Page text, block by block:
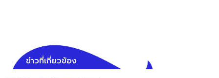
ข่าวที่เกี่ยวข้อง